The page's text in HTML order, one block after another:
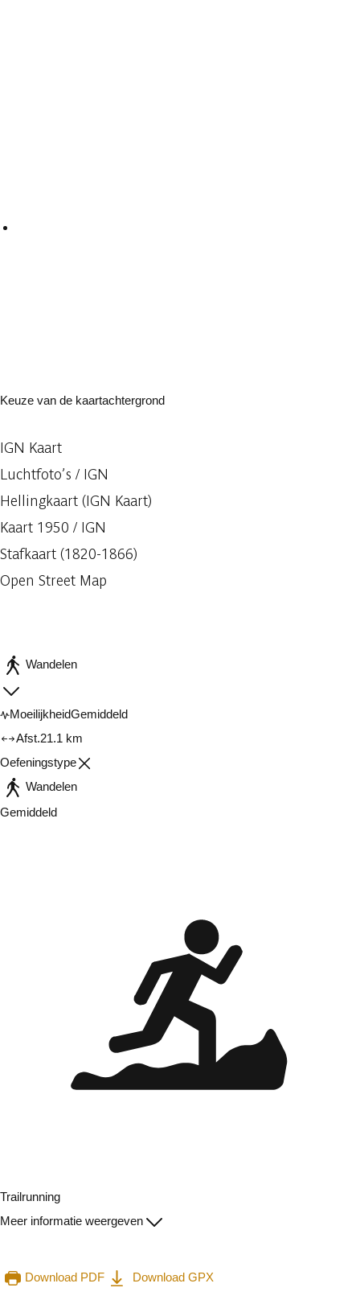
Keuze van de kaartachtergrond
IGN Kaart
Luchtfoto’s / IGN
Hellingkaart (IGN Kaart)
Kaart 1950 / IGN
Stafkaart (1820-1866)
Open Street Map
Wandelen
MoeilijkheidGemiddeld
Afst.21.1 km
Oefeningstype
Wandelen
Gemiddeld
Trailrunning
Meer informatie weergeven
Download PDF
Download GPX